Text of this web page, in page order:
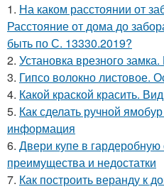
1. На каком расстоянии от
Расстояние от дома до
быть по С. 13330.2019?
2. Установка врезного
3. Гипсо волокно листовое.
4. Какой краской красить.
5. Как сделать ручной
информация
6. Двери купе в
преимущества и недостатки
7. Как построить веранду к